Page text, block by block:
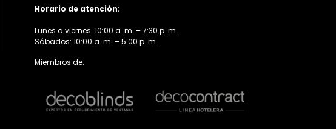
Horario de atención:
Lunes a viernes: 10:00 a. m. – 7:30 p. m.
Sábados: 10:00 a. m. – 5:00 p. m.
Miembros de: